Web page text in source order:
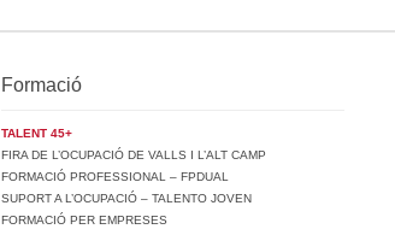
Formació
TALENT 45+
FIRA DE L’OCUPACIÓ DE VALLS I L’ALT CAMP
FORMACIÓ PROFESSIONAL – FPDUAL
SUPORT A L’OCUPACIÓ – TALENTO JOVEN
FORMACIÓ PER EMPRESES